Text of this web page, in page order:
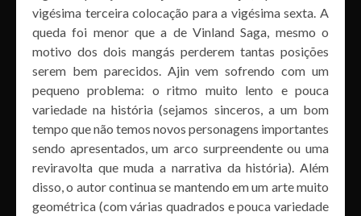
vigésima terceira colocação para a vigésima sexta. A
queda foi menor que a de Vinland Saga, mesmo o
motivo dos dois mangás perderem tantas posições
serem bem parecidos. Ajin vem sofrendo com um
pequeno problema: o ritmo muito lento e pouca
variedade na história (sejamos sinceros, a um bom
tempo que não temos novos personagens importantes
sendo apresentados, um arco surpreendente ou uma
reviravolta que muda a narrativa da história). Além
disso, o autor continua se mantendo em um arte muito
geométrica (com várias quadrados e pouca variedade